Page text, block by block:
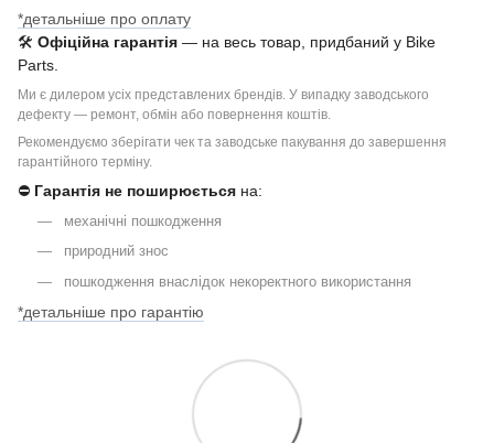
*детальніше про оплату
🛠 Офіційна гарантія — на весь товар, придбаний у Bike
Parts.
Ми є дилером усіх представлених брендів. У випадку заводського
дефекту — ремонт, обмін або повернення коштів.
Рекомендуємо зберігати чек та заводське пакування до завершення
гарантійного терміну.
⛔ Гарантія не поширюється на:
механічні пошкодження
природний знос
пошкодження внаслідок некоректного використання
*детальніше про гарантію